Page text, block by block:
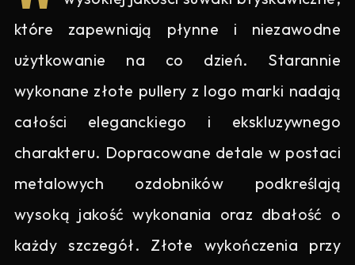
które zapewniają płynne i niezawodne
użytkowanie na co dzień. Starannie
wykonane złote pullery z logo marki nadają
całości eleganckiego i ekskluzywnego
charakteru. Dopracowane detale w postaci
metalowych ozdobników podkreślają
wysoką jakość wykonania oraz dbałość o
każdy szczegół. Złote wykończenia przy